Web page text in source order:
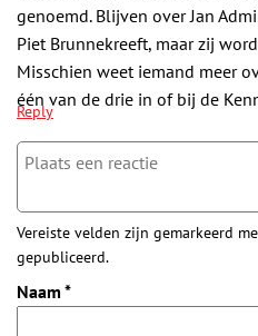
genoemd. Blijven over Jan
Piet Brunnekreeft, maar zij
Misschien weet iemand meer
één van de drie in of bij de
Reply
Vereiste velden zijn gemarkeerd
gepubliceerd.
Naam *